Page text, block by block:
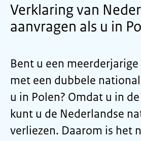
Verklaring van
aanvragen als u in
Bent u een
met een dubbele
u in Polen? Omdat u in
kunt u de Nederlandse
verliezen. Daarom is het